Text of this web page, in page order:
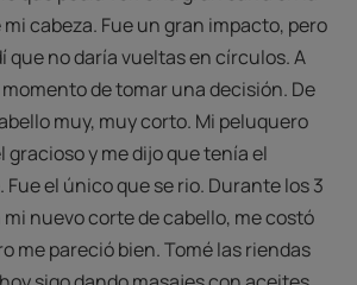
cabeza. Fue un gran impacto, pero
que no daría vueltas en círculos. A
momento de tomar una decisión. De
muy, muy corto. Mi peluquero
y me dijo que tenía el
el único que se rio. Durante los 3
nuevo corte de cabello, me costó
me pareció bien. Tomé las riendas